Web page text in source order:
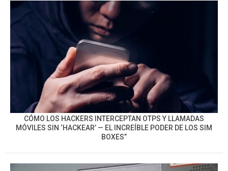
CÓMO LOS HACKERS INTERCEPTAN OTPS Y LLAMADAS
MÓVILES SIN ‘HACKEAR’ — EL INCREÍBLE PODER DE LOS SIM
BOXES”